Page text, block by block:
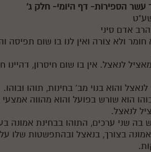
אדם סיני
ולא צורה ואין לנו בו שום תפיסה
לנאצל. אין בו שום חיסרון, דהיינו
הוא שורש בפועל והוא מהווה
לנאצל.
בה שני ערכים, התוהו בבחינת אמונה
בצורך, בנאצל ובהתפשטות שלו